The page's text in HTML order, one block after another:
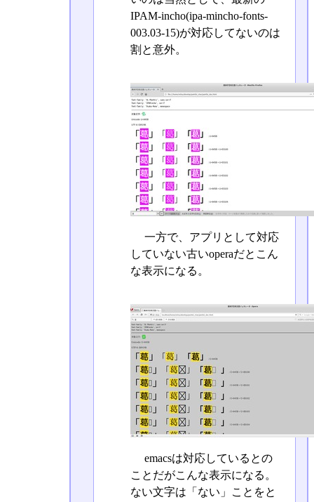
IPAM-incho(ipa-mincho-fonts-
003.03-15)が対応してないのは
割と意外。
一方で、アプリとして対応
していない古いoperaだとこん
な表示になる。
emacsは対応しているとの
ことだがこんな表示になる。
ない文字は「ない」ことをと